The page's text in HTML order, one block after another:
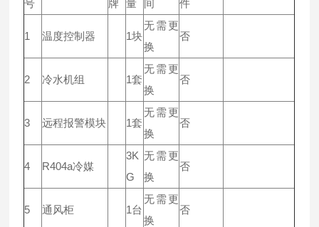
号
牌
量
间
件
1 温度控制器 1块
无需更
换
否
2 冷水机组 1套
无需更
换
否
3 远程报警模块 1套
无需更
换
否
4 R404a冷媒
3K
G
无需更
换
否
5 通风柜 1台
无需更
换
否